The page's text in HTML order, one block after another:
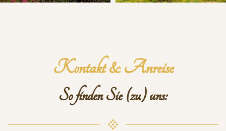
Kontakt & Anreise
So finden Sie (zu) uns: